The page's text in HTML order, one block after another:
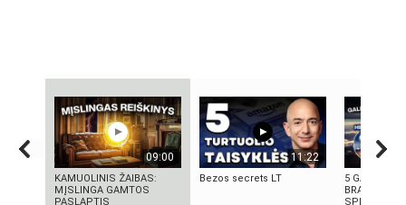
09:00
KAMUOLINIS ŽAIBAS:
MĮSLINGA GAMTOS
PASLAPTIS
11:22
Bezos secrets LT
5
SPROGIMAI